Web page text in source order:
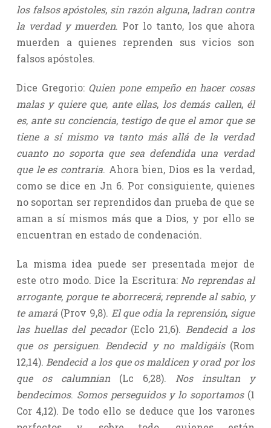
los falsos apóstoles, sin razón alguna,ladran contra
la verdad y muerden. Por lo tanto, los que ahora
muerden a quienes reprenden sus vicios son
falsos apóstoles.
Dice Gregorio: Quien pone empeño en hacer cosas
malas y quiere que, ante ellas, los demás callen,él
es,ante su conciencia,testigo de que el amor que se
tiene a sí mismo va tanto más allá de la verdad
cuanto no soporta que sea defendida una verdad
que le es contraria. Ahora bien, Dios es la verdad,
como se dice en Jn 6. Por consiguiente, quienes
no soportan ser reprendidos dan prueba de que se
aman a sí mismos más que a Dios, y por ello se
encuentran en estado de condenación.
La misma idea puede ser presentada mejor de
este otro modo. Dice la Escritura: No reprendas al
arrogante,porque te aborrecerá;reprende al sabio, y
te amará (Prov 9,8). El que odia la reprensión, sigue
las huellas del pecador (Eclo 21,6). Bendecid a los
que os persiguen. Bendecid y no maldigáis (Rom
12,14). Bendecid a los que os maldicen y orad por los
que os calumnian (Lc 6,28). Nos insultan y
bendecimos. Somos perseguidos y lo soportamos (1
Cor 4,12). De todo ello se deduce que los varones